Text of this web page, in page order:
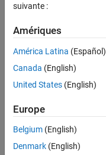
United States
Directions
suivante :
Amériques
América Latina (Español)
Canada (English)
United States (English)
Europe
Belgium (English)
Denmark (English)